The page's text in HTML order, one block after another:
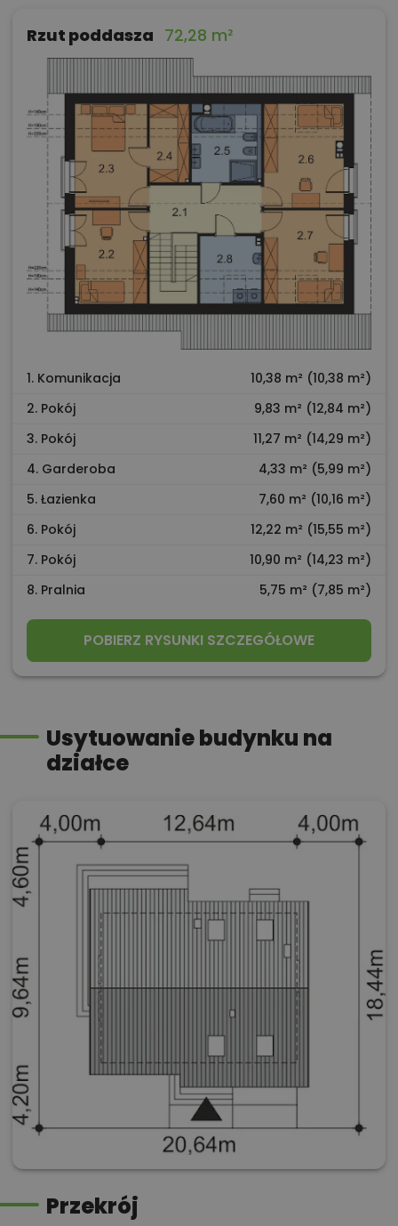
Rzut poddasza 72,28 m²
1. Komunikacja
10,38 m² (10,38 m²)
2. Pokój
9,83 m² (12,84 m²)
3. Pokój
11,27 m² (14,29 m²)
4. Garderoba
4,33 m² (5,99 m²)
5. Łazienka
7,60 m² (10,16 m²)
6. Pokój
12,22 m² (15,55 m²)
7. Pokój
10,90 m² (14,23 m²)
8. Pralnia
5,75 m² (7,85 m²)
POBIERZ RYSUNKI SZCZEGÓŁOWE
Usytuowanie budynku na
działce
Przekrój